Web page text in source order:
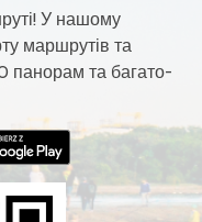
У нашому
маршрутів та
панорам та багато-